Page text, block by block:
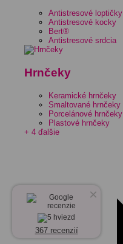
Antistresové loptičky
Antistresové kocky
Bert®
Antistresové srdcia
Hrnčeky
Keramické hrnčeky
Smaltované hrnčeky
Porcelánové hrnčeky
Plastové hrnčeky
+ 4 ďalšie
×
367 recenzií